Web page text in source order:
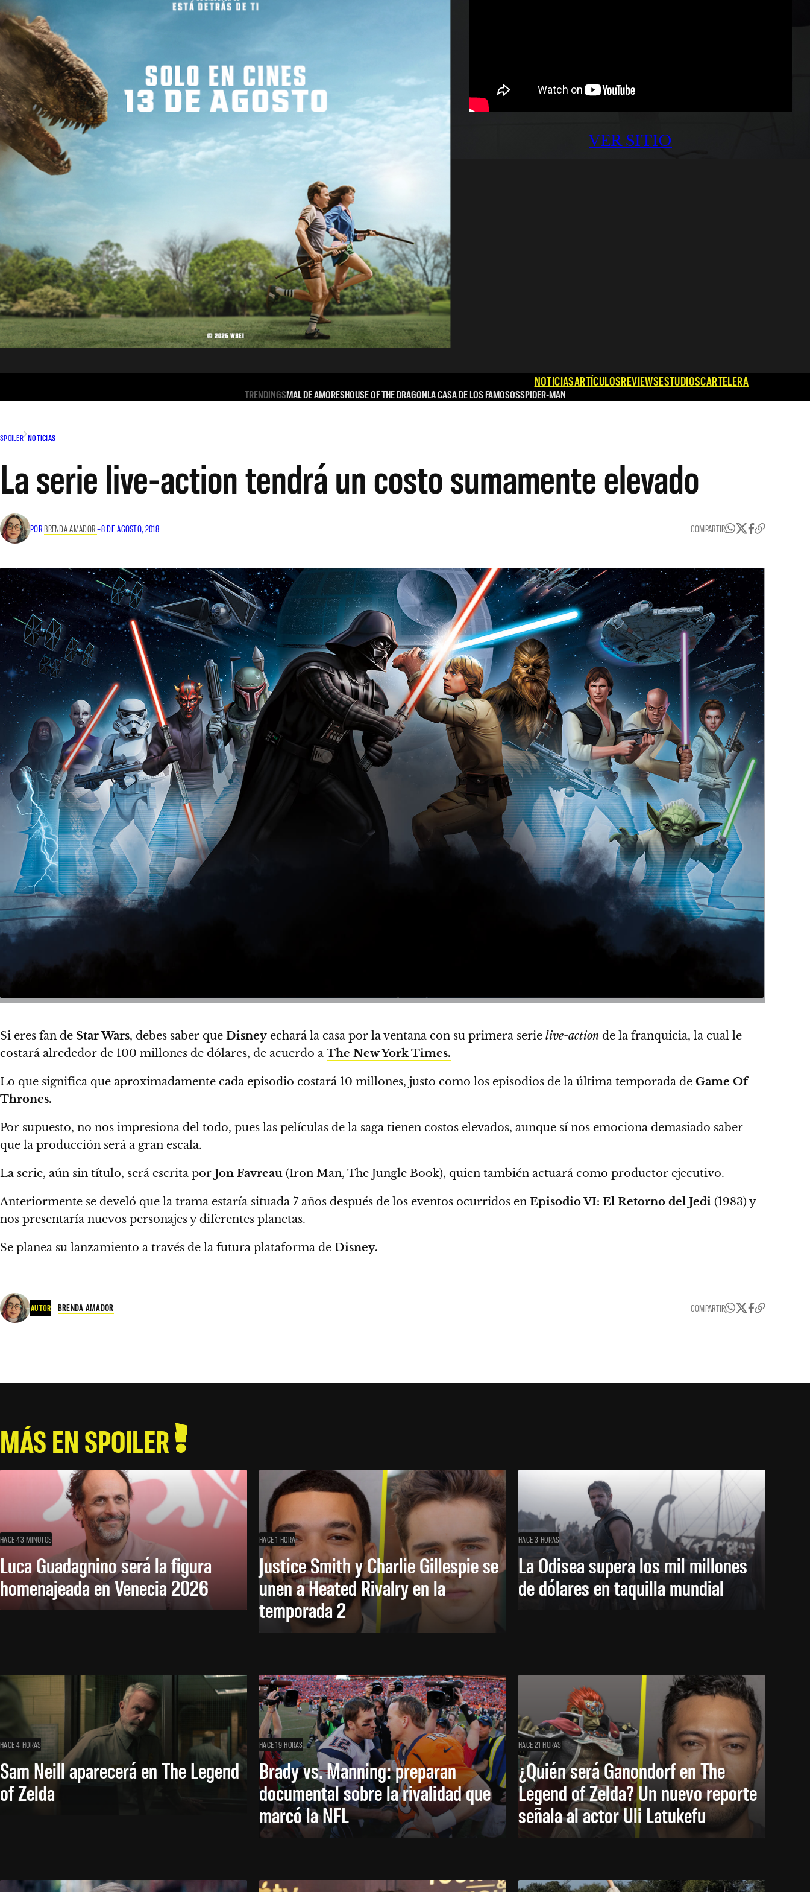
VER SITIO
NOTICIASARTÍCULOSREVIEWSESTUDIOSCARTELERA
TRENDINGSMAL DE AMORESHOUSE OF THE DRAGONLA CASA DE LOS FAMOSOSSPIDER-MAN
SPOILER NOTICIAS
La serie live-action tendrá un costo sumamente elevado
POR BRENDA AMADOR–8 DE AGOSTO, 2018 COMPARTIR
Si eres fan de Star Wars, debes saber que Disney echará la casa por la ventana con su primera serie live-action de la franquicia, la cual le
costará alrededor de 100 millones de dólares, de acuerdo a The New York Times.
Lo que significa que aproximadamente cada episodio costará 10 millones, justo como los episodios de la última temporada de Game Of
Thrones.
Por supuesto, no nos impresiona del todo, pues las películas de la saga tienen costos elevados, aunque sí nos emociona demasiado saber
que la producción será a gran escala.
La serie, aún sin título, será escrita por Jon Favreau (Iron Man, The Jungle Book), quien también actuará como productor ejecutivo.
Anteriormente se develó que la trama estaría situada 7 años después de los eventos ocurridos en Episodio VI: El Retorno del Jedi (1983) y
nos presentaría nuevos personajes y diferentes planetas.
Se planea su lanzamiento a través de la futura plataforma de Disney.
AUTOR BRENDA AMADOR COMPARTIR
MÁS EN SPOILER
HACE 43 MINUTOS
Luca Guadagnino será la figura
homenajeada en Venecia 2026
HACE 1 HORA
Justice Smith y Charlie Gillespie se
unen a Heated Rivalry en la
temporada 2
HACE 3 HORAS
La Odisea supera los mil millones
de dólares en taquilla mundial
HACE 4 HORAS
Sam Neill aparecerá en The Legend
of Zelda
HACE 19 HORAS
Brady vs. Manning: preparan
documental sobre la rivalidad que
marcó la NFL
HACE 21 HORAS
¿Quién será Ganondorf en The
Legend of Zelda? Un nuevo reporte
señala al actor Uli Latukefu